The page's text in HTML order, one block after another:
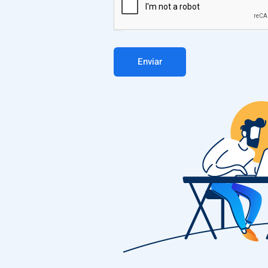
Enviar